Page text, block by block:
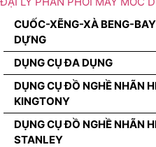
CUỐC-XẼNG-XÀ BENG-
DỰNG
DỤNG CỤ ĐA DỤNG
DỤNG CỤ ĐỒ NGHỀ NHÃN
KINGTONY
DỤNG CỤ ĐỒ NGHỀ NHÃN
STANLEY